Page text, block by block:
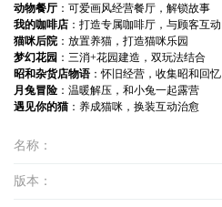
动物餐厅 ：可爱画风经营餐厅，解锁故事
我的咖啡店 ：打造专属咖啡厅，与顾客互动
猫咪后院 ：放置养猫，打造猫咪乐园
梦幻花园 ：三消+花园建造，双玩法结合
昭和杂货店物语 ：怀旧经营，收集昭和回忆
月兔冒险 ：温暖解压，和小兔一起露营
遇见你的猫：养成猫咪，换装互动治愈
名称：
版本：